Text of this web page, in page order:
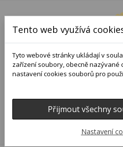
Tento web využívá
Tyto webové stránky ukládají v
zařízení soubory, obecně nazývané
nastavení cookies souborů pro
Přijmout všechny
Nastavení